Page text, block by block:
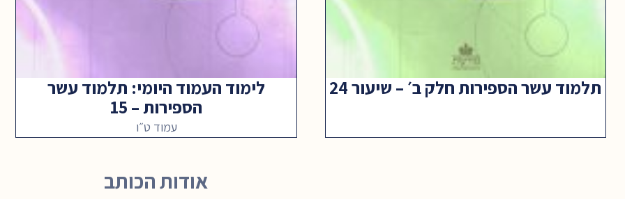
תלמוד עשר הספירות חלק ב׳ – שיעור 24
לימוד העמוד היומי: תלמוד עשר
הספירות – 15
עמוד ט״ו
אודות הכותב